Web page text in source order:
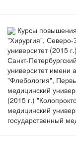
Курсы
"Хирургия",
университет (2015
Санкт-
университет имени
"Флебология",
медицинский
(2015 г.)
медицинский
государственный